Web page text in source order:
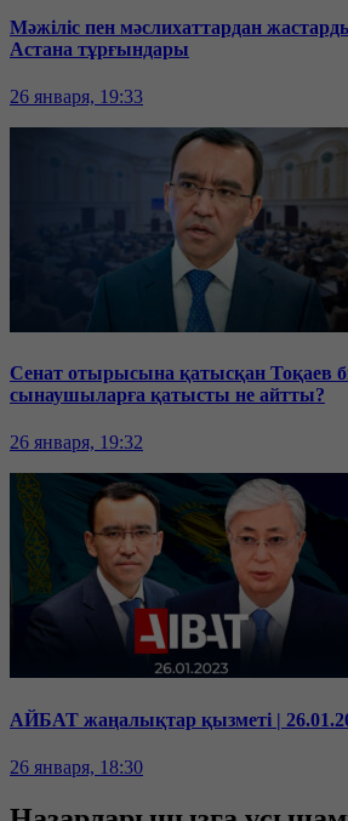
Мәжіліс пен мәслихаттардан жастарды
Астана тұрғындары
26 января, 19:33
Сенат отырысына қатысқан Тоқаев
сынаушыларға қатысты не айтты?
26 января, 19:32
АЙБАТ жаңалықтар қызметі |
26 января, 18:30